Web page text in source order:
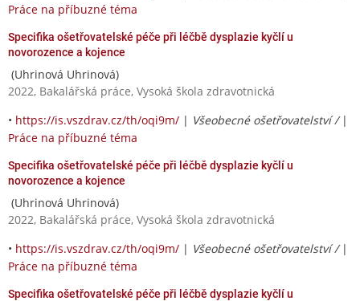
Práce na příbuzné téma
Specifika ošetřovatelské péče při léčbě dysplazie kyčlí u
novorozence a kojence
(Uhrinová Uhrinová)
2022, Bakalářská práce, Vysoká škola zdravotnická
• https://is.vszdrav.cz/th/oqi9m/ | Všeobecné ošetřovatelství / |
Práce na příbuzné téma
Specifika ošetřovatelské péče při léčbě dysplazie kyčlí u
novorozence a kojence
(Uhrinová Uhrinová)
2022, Bakalářská práce, Vysoká škola zdravotnická
• https://is.vszdrav.cz/th/oqi9m/ | Všeobecné ošetřovatelství / |
Práce na příbuzné téma
Specifika ošetřovatelské péče při léčbě dysplazie kyčlí u